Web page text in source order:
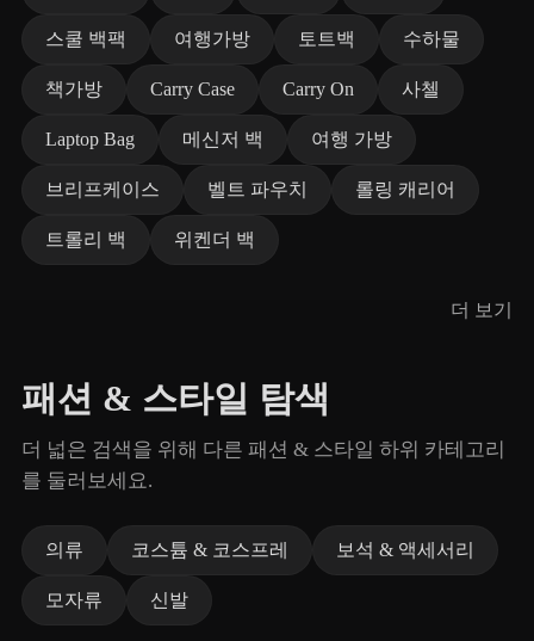
스쿨 백팩 여행가방 토트백 수하물
책가방 Carry Case Carry On 사첼
Laptop Bag 메신저 백 여행 가방
브리프케이스 벨트 파우치 롤링 캐리어
트롤리 백 위켄더 백
더 보기
패션 & 스타일 탐색
더 넓은 검색을 위해 다른 패션 & 스타일 하위 카테고리
를 둘러보세요.
의류 코스튬 & 코스프레 보석 & 액세서리
모자류 신발